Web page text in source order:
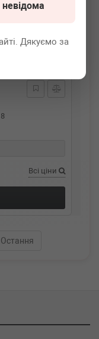
невідома
Дякуємо за
Всі ціни
Остання